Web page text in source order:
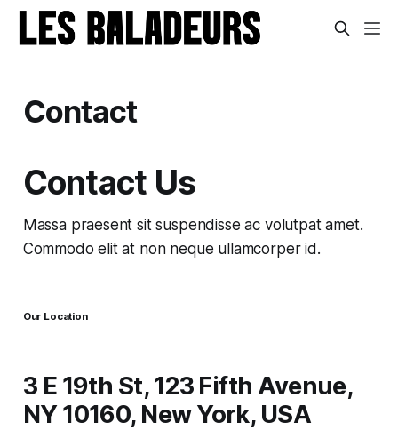
Contact
Contact Us​
Massa praesent sit suspendisse ac volutpat amet.
Commodo elit at non neque ullamcorper id.
Our Location
3 E 19th St, 123 Fifth Avenue,
NY 10160, New York, USA​